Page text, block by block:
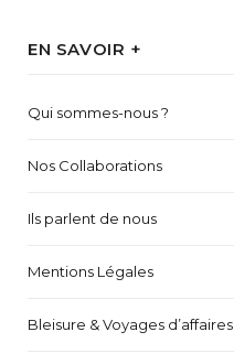
EN SAVOIR +
Qui sommes-nous ?
Nos Collaborations
Ils parlent de nous
Mentions Légales
Bleisure & Voyages d’affaires